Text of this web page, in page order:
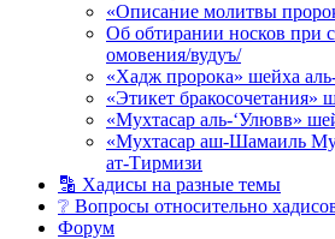
«Описание молитвы
Об обтирании носков при
омовения/вудуъ/
«Хадж пророка» шейха
«Этикет бракосочетания»
«Мухтасар аль-‘Улювв»
«Мухтасар аш-Шамаиль
ат-Тирмизи
🔡 Хадисы на разные темы
❔ Вопросы относительно
Форум